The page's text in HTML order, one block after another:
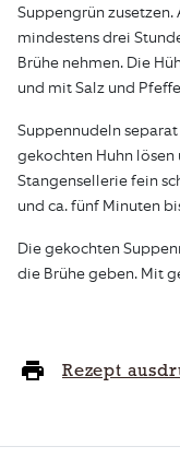
Suppengrün
mindestens drei
Brühe nehmen. Die
und mit Salz und
Suppennudeln
gekochten Huhn
Stangensellerie fein
und ca. fünf Minuten
Die gekochten
die Brühe geben. Mit
Rezept